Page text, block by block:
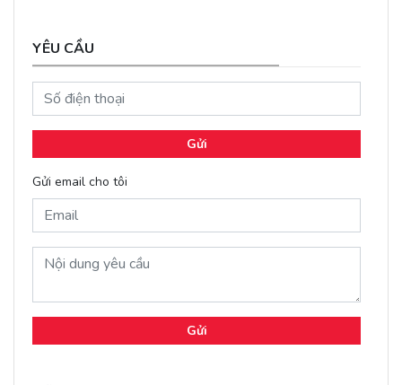
YÊU CẦU
Gửi
Gửi email cho tôi
Gửi